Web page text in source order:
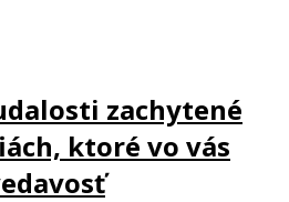
zachytené
ktoré vo vás